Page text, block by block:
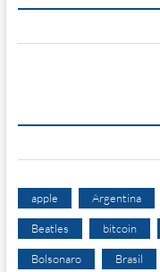
apple Argentina
Beatles bitcoin
Bolsonaro Brasil